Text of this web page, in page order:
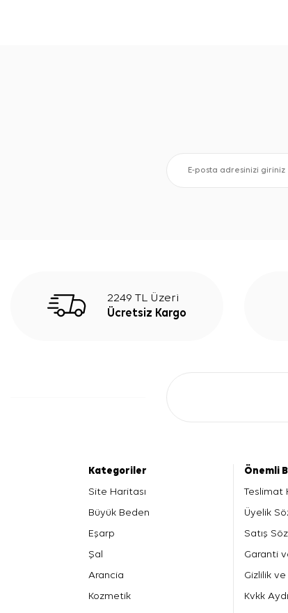
2249 TL Üzeri
Ücretsiz Kargo
Kategoriler
Site Haritası
Büyük Beden
Eşarp
Şal
Arancia
Kozmetik
Önemli
Teslimat
Üyelik
Satış
Garanti
Gizlilik
Kvkk